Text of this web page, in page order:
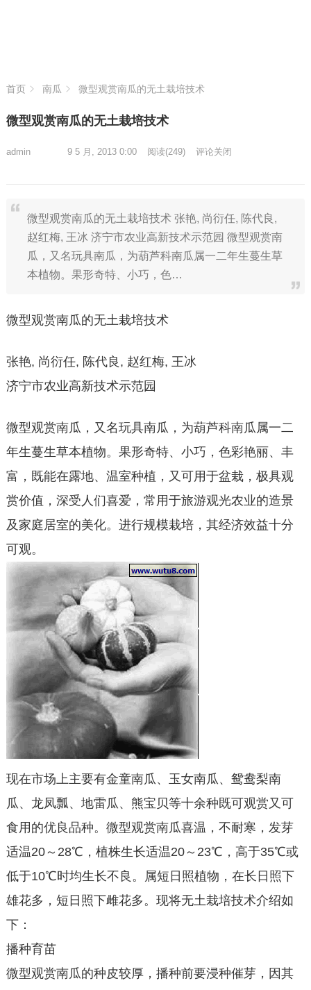
首页 南瓜 微型观赏南瓜的无土栽培技术
微型观赏南瓜的无土栽培技术
admin 9 5 月, 2013 0:00 阅读(249) 评论关闭
微型观赏南瓜的无土栽培技术 张艳, 尚衍任, 陈代良,
赵红梅, 王冰 济宁市农业高新技术示范园 微型观赏南
瓜，又名玩具南瓜，为葫芦科南瓜属一二年生蔓生草
本植物。果形奇特、小巧，色…
微型观赏南瓜的无土栽培技术
张艳, 尚衍任, 陈代良, 赵红梅, 王冰
济宁市农业高新技术示范园
微型观赏南瓜，又名玩具南瓜，为葫芦科南瓜属一二
年生蔓生草本植物。果形奇特、小巧，色彩艳丽、丰
富，既能在露地、温室种植，又可用于盆栽，极具观
赏价值，深受人们喜爱，常用于旅游观光农业的造景
及家庭居室的美化。进行规模栽培，其经济效益十分
可观。
现在市场上主要有金童南瓜、玉女南瓜、鸳鸯梨南
瓜、龙凤瓢、地雷瓜、熊宝贝等十余种既可观赏又可
食用的优良品种。微型观赏南瓜喜温，不耐寒，发芽
适温20～28℃，植株生长适温20～23℃，高于35℃或
低于10℃时均生长不良。属短日照植物，在长日照下
雄花多，短日照下雌花多。现将无土栽培技术介绍如
下：
播种育苗
微型观赏南瓜的种皮较厚，播种前要浸种催芽，因其